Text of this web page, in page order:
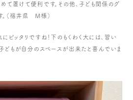
めて置けて便利です。その他、子ども関係のグ
。（福井県 M様）
ピッタリですね！下のもくわく大には、習い
どもが自分のスペースが出来たと喜んでいま